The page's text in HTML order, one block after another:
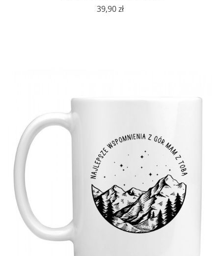
39,90 złCena